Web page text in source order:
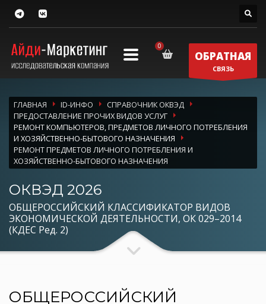
ОБРАТНАЯ
СВЯЗЬ
ГЛАВНАЯ ID-ИНФО
СПРАВОЧНИК ОКВЭД
ПРЕДОСТАВЛЕНИЕ ПРОЧИХ ВИДОВ УСЛУГ
РЕМОНТ КОМПЬЮТЕРОВ, ПРЕДМЕТОВ ЛИЧНОГО ПОТРЕБЛЕНИЯ
И ХОЗЯЙСТВЕННО-БЫТОВОГО НАЗНАЧЕНИЯ
РЕМОНТ ПРЕДМЕТОВ ЛИЧНОГО ПОТРЕБЛЕНИЯ И
ХОЗЯЙСТВЕННО-БЫТОВОГО НАЗНАЧЕНИЯ
ОКВЭД 2026
ОБЩЕРОССИЙСКИЙ КЛАССИФИКАТОР ВИДОВ
ЭКОНОМИЧЕСКОЙ ДЕЯТЕЛЬНОСТИ, ОК 029–2014
(КДЕС Ред. 2)
ОБЩЕРОССИЙСКИЙ